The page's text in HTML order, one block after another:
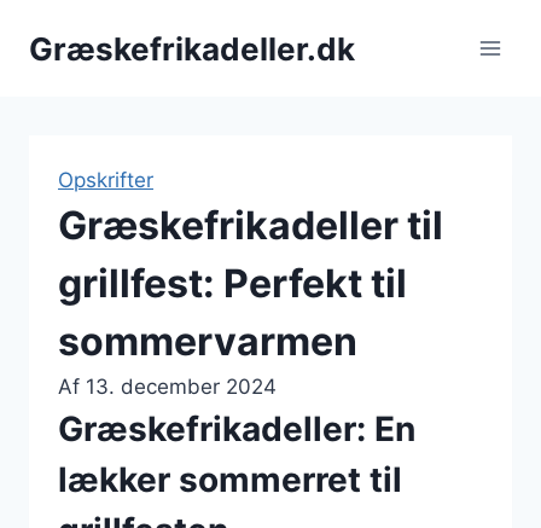
Græskefrikadeller.dk
Opskrifter
Græskefrikadeller til
grillfest: Perfekt til
sommervarmen
Af 13. december 2024
Græskefrikadeller: En
lækker sommerret til